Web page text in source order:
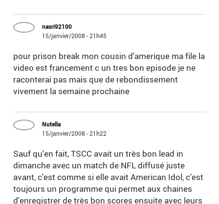
nasri92100
15/janvier/2008 - 21h45
pour prison break mon cousin d'amerique ma file la
video est francement c un tres bon episode je ne
raconterai pas mais que de rebondissement
vivement la semaine prochaine
Nutella
15/janvier/2008 - 21h22
Sauf qu'en fait, TSCC avait un très bon lead in
dimanche avec un match de NFL diffusé juste
avant, c'est comme si elle avait American Idol, c'est
toujours un programme qui permet aux chaines
d'enregistrer de très bon scores ensuite avec leurs